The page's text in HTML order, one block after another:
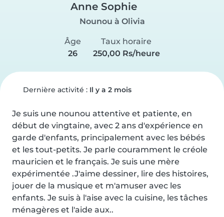
Anne Sophie
Nounou à Olivia
Âge
26
Taux horaire
250,00 Rs/heure
Dernière activité : Il y a 2 mois
Je suis une nounou attentive et patiente, en
début de vingtaine, avec 2 ans d'expérience en
garde d'enfants, principalement avec les bébés
et les tout-petits. Je parle couramment le créole
mauricien et le français. Je suis une mère
expérimentée .J'aime dessiner, lire des histoires,
jouer de la musique et m'amuser avec les
enfants. Je suis à l'aise avec la cuisine, les tâches
ménagères et l'aide aux..